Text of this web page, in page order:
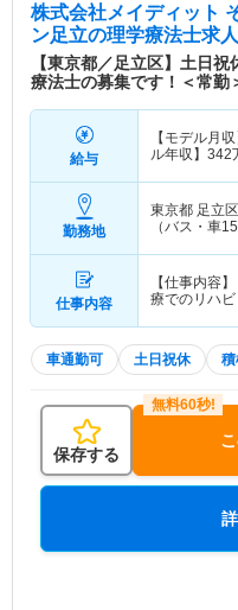
株式会社メイディット
ン足立の理学療法士求
【東京都／足立区】土日
療法士の募集です！＜常勤
給与
【モデル月収
ル年収】 342
勤務地
東京都 足立区
（バス・車
仕事内容
【仕事内容
車通勤可 土日祝休 積
保存する